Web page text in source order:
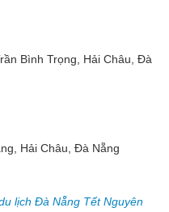
Bình Trọng, Hải Châu, Đà
Hải Châu, Đà Nẵng
lịch Đà Nẵng Tết Nguyên